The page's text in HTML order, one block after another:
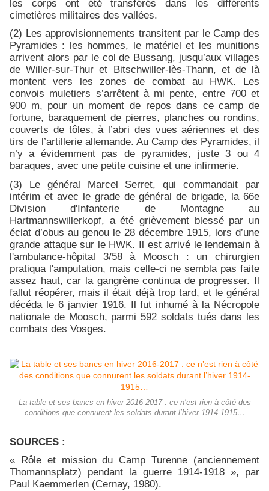
les corps ont été transférés dans les différents
cimetières militaires des vallées.
(2) Les approvisionnements transitent par le Camp des
Pyramides : les hommes, le matériel et les munitions
arrivent alors par le col de Bussang, jusqu’aux villages
de Willer-sur-Thur et Bitschwiller-lès-Thann, et de là
montent vers les zones de combat au HWK. Les
convois muletiers s’arrêtent à mi pente, entre 700 et
900 m, pour un moment de repos dans ce camp de
fortune, baraquement de pierres, planches ou rondins,
couverts de tôles, à l’abri des vues aériennes et des
tirs de l’artillerie allemande. Au Camp des Pyramides, il
n’y a évidemment pas de pyramides, juste 3 ou 4
baraques, avec une petite cuisine et une infirmerie.
(3) Le général Marcel Serret, qui commandait par
intérim et avec le grade de général de brigade, la 66e
Division d'Infanterie de Montagne au
Hartmannswillerkopf, a été grièvement blessé par un
éclat d’obus au genou le 28 décembre 1915, lors d’une
grande attaque sur le HWK. Il est arrivé le lendemain à
l'ambulance-hôpital 3/58 à Moosch : un chirurgien
pratiqua l'amputation, mais celle-ci ne sembla pas faite
assez haut, car la gangrène continua de progresser. Il
fallut réopérer, mais il était déjà trop tard, et le général
décéda le 6 janvier 1916. Il fut inhumé à la Nécropole
nationale de Moosch, parmi 592 soldats tués dans les
combats des Vosges.
La table et ses bancs en hiver 2016-2017 : ce n’est rien à côté des
conditions que connurent les soldats durant l’hiver 1914-1915…
SOURCES :
« Rôle et mission du Camp Turenne (anciennement
Thomannsplatz) pendant la guerre 1914-1918 », par
Paul Kaemmerlen (Cernay, 1980).